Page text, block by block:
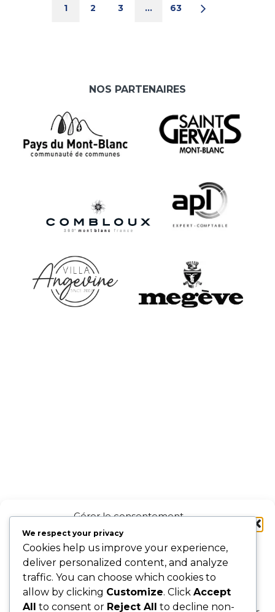
Gérer le consentement
aux cookies
Pour offrir les meilleures expériences, nous utilisons des technologies
telles que les cookies pour stocker et/ou accéder aux informations des
appareils. Le fait de consentir à ces technologies nous permettra de
traiter des données telles que le comportement de navigation ou les ID
uniques sur ce site. Le fait de ne pas consentir ou de retirer son
1 2 3 … 63
NOS PARTENAIRES
FRANCE
BROOMBALL
AFBG
Association Française de
We respect your privacy
Cookies help us improve your experience,
deliver personalized content, and analyze
traffic. You can choose which cookies to
allow by clicking Customize. Click Accept
All to consent or Reject All to decline non-